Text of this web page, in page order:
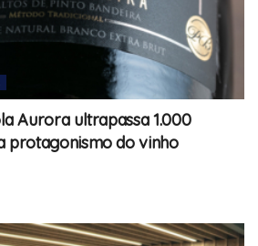
Aurora ultrapassa 1.000
protagonismo do vinho